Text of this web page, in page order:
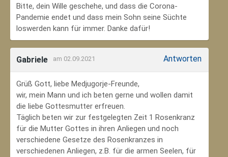
Bitte, dein Wille geschehe, und dass die Corona-
Pandemie endet und dass mein Sohn seine Süchte
loswerden kann für immer. Danke dafür!
Gabriele am 02.09.2021 Antworten
Grüß Gott, liebe Medjugorje-Freunde,
wir, mein Mann und ich beten gerne und wollen damit
die liebe Gottesmutter erfreuen.
Täglich beten wir zur festgelegten Zeit 1 Rosenkranz
für die Mutter Gottes in ihren Anliegen und noch
verschiedene Gesetze des Rosenkranzes in
verschiedenen Anliegen, z.B. für die armen Seelen, für